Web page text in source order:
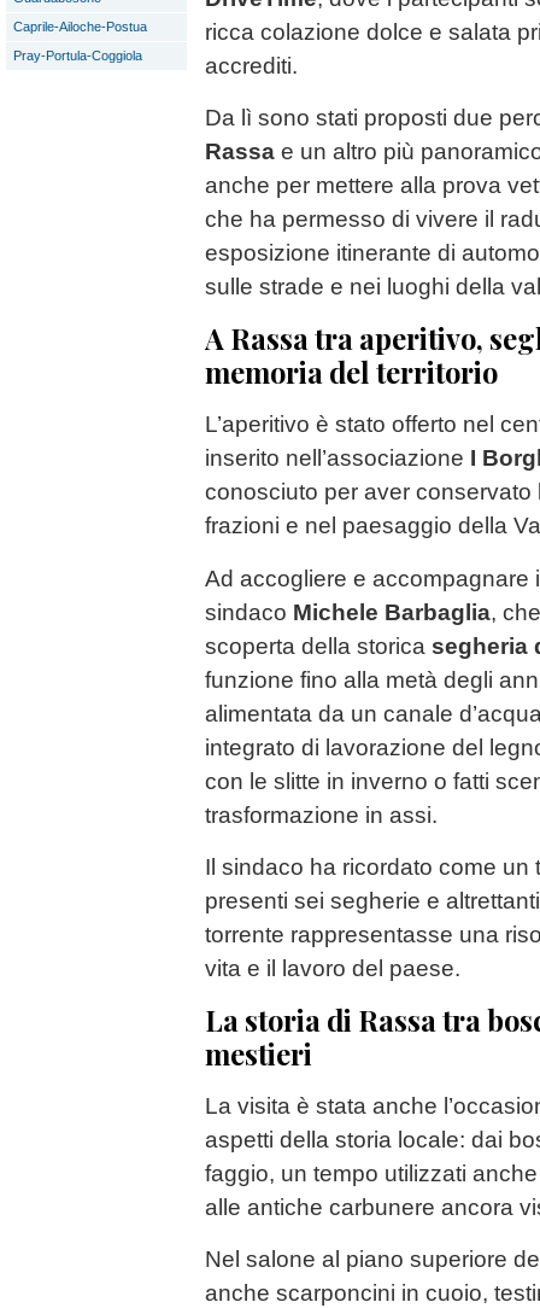
Caprile-Ailoche-Postua
Pray-Portula-Coggiola
ricca colazione dolce e salata
accrediti.
Da lì sono stati proposti due
Rassa e un altro più
anche per mettere alla prova
che ha permesso di vivere il
esposizione itinerante di
sulle strade e nei luoghi della
A Rassa tra aperitivo,
memoria del territorio
L’aperitivo è stato offerto nel
inserito nell’associazione I
conosciuto per aver conservato
frazioni e nel paesaggio della
Ad accogliere e accompagnare
sindaco Michele Barbaglia,
scoperta della storica segheria
funzione fino alla metà degli
alimentata da un canale
integrato di lavorazione del
con le slitte in inverno o fatti
trasformazione in assi.
Il sindaco ha ricordato come
presenti sei segherie e
torrente rappresentasse una
vita e il lavoro del paese.
La storia di Rassa tra
mestieri
La visita è stata anche
aspetti della storia locale: dai
faggio, un tempo utilizzati
alle antiche carbunere ancora
Nel salone al piano superiore
anche scarponcini in cuoio,